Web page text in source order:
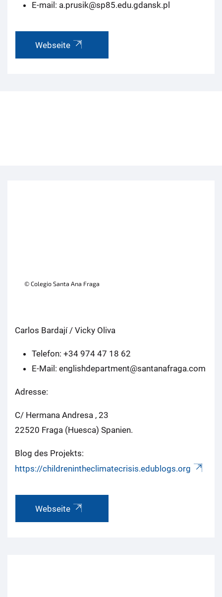
E-mail: a.prusik@sp85.edu.gdansk.pl
Webseite
© Colegio Santa Ana Fraga
Carlos Bardají / Vicky Oliva
Telefon: +34 974 47 18 62
E-Mail: englishdepartment@santanafraga.com
Adresse:
C/ Hermana Andresa , 23
22520 Fraga (Huesca) Spanien.
Blog des Projekts:
https://childrenintheclimatecrisis.edublogs.org
Webseite